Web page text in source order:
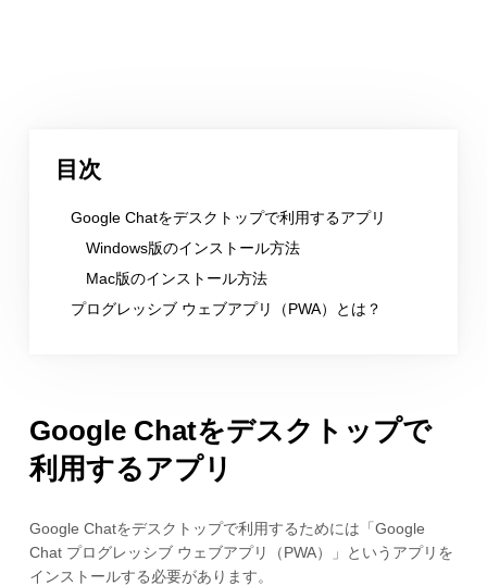
目次
Google Chatをデスクトップで利用するアプリ
Windows版のインストール方法
Mac版のインストール方法
プログレッシブ ウェブアプリ（PWA）とは？
Google Chatをデスクトップで
利用するアプリ
Google Chatをデスクトップで利用するためには「Google
Chat プログレッシブ ウェブアプリ（PWA）」というアプリを
インストールする必要があります。